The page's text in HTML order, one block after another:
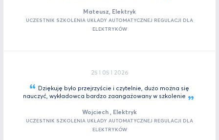
Mateusz, Elektryk
UCZESTNIK SZKOLENIA UKŁADY AUTOMATYCZNEJ REGULACJI DLA
ELEKTRYKÓW
25 I 05 I 2026
Dziękuję było przejrzyście i czytelnie, dużo można się
nauczyć, wykładowca bardzo zaangażowany w szkolenie
Wojciech , Elektryk
UCZESTNIK SZKOLENIA UKŁADY AUTOMATYCZNEJ REGULACJI DLA
ELEKTRYKÓW